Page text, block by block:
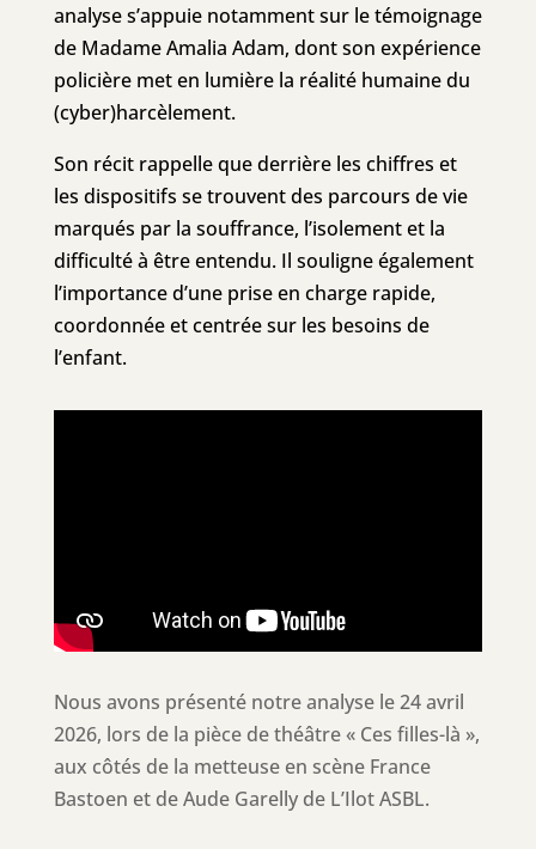
analyse s’appuie notamment sur le témoignage
de Madame Amalia Adam, dont son expérience
policière met en lumière la réalité humaine du
(cyber)harcèlement.
Son récit rappelle que derrière les chiffres et
les dispositifs se trouvent des parcours de vie
marqués par la souffrance, l’isolement et la
difficulté à être entendu. Il souligne également
l’importance d’une prise en charge rapide,
coordonnée et centrée sur les besoins de
l’enfant.
Nous avons présenté notre analyse le 24 avril
2026, lors de la pièce de théâtre « Ces filles-là »,
aux côtés de la metteuse en scène France
Bastoen et de Aude Garelly de L’Ilot ASBL.